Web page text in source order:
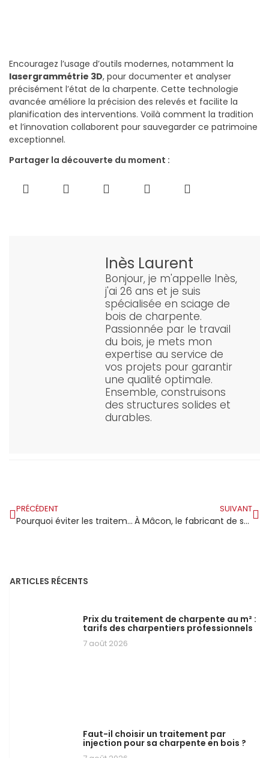
Encouragez l’usage d’outils modernes, notamment la
lasergrammétrie 3D, pour documenter et analyser
précisément l’état de la charpente. Cette technologie
avancée améliore la précision des relevés et facilite la
planification des interventions. Voilà comment la tradition
et l’innovation collaborent pour sauvegarder ce patrimoine
exceptionnel.
Partager la découverte du moment :
Inès Laurent
Bonjour, je m'appelle Inès,
j'ai 26 ans et je suis
spécialisée en sciage de
bois de charpente.
Passionnée par le travail
du bois, je mets mon
expertise au service de
vos projets pour garantir
une qualité optimale.
Ensemble, construisons
des structures solides et
durables.
PRÉCÉDENT
Pourquoi éviter les traitements à base de pentachlorophénol ou de lindane ?
SUIVANT
À Mâcon, le fabricant de structures en bois Vouillon conquiert le marché du secteur tertiaire
ARTICLES RÉCENTS
Prix du traitement de charpente au m² :
tarifs des charpentiers professionnels
7 août 2026
Faut-il choisir un traitement par
injection pour sa charpente en bois ?